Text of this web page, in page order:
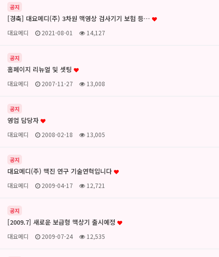
공지
[경축] 대요메디(주) 3차원 맥영상 검사기기 보험 등…
대요메디 2021-08-01 14,127
공지
홈페이지 리뉴얼 및 셋팅
대요메디 2007-11-27 13,008
공지
영업 담당자
대요메디 2008-02-18 13,005
공지
대요메디(주) 맥진 연구 기술연혁입니다
대요메디 2009-04-17 12,721
공지
[2009.7] 새로운 보급형 맥상기 출시예정
대요메디 2009-07-24 12,535